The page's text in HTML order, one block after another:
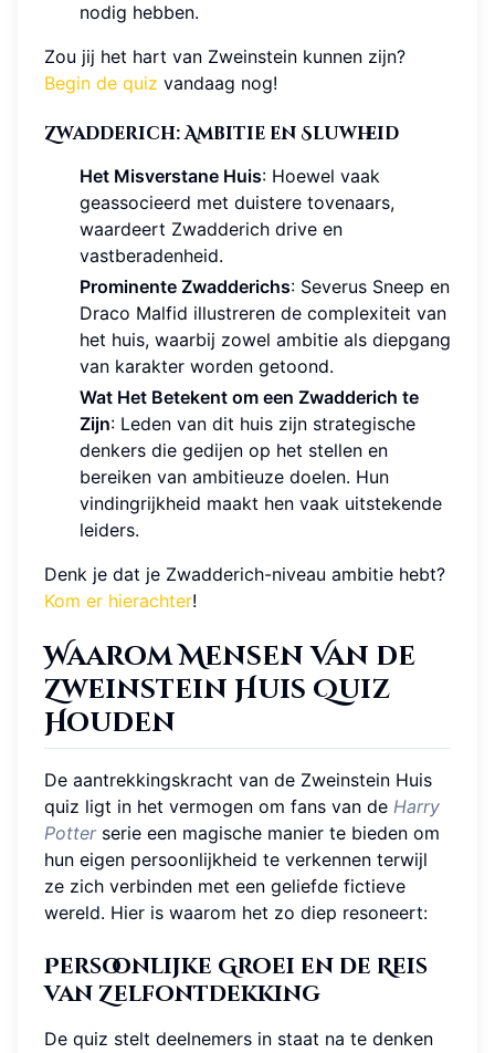
nodig hebben.
Zou jij het hart van Zweinstein kunnen zijn?
Begin de quiz vandaag nog!
Zwadderich: Ambitie en Sluwheid
Het Misverstane Huis: Hoewel vaak
geassocieerd met duistere tovenaars,
waardeert Zwadderich drive en
vastberadenheid.
Prominente Zwadderichs: Severus Sneep en
Draco Malfid illustreren de complexiteit van
het huis, waarbij zowel ambitie als diepgang
van karakter worden getoond.
Wat Het Betekent om een Zwadderich te
Zijn: Leden van dit huis zijn strategische
denkers die gedijen op het stellen en
bereiken van ambitieuze doelen. Hun
vindingrijkheid maakt hen vaak uitstekende
leiders.
Denk je dat je Zwadderich-niveau ambitie hebt?
Kom er hierachter!
Waarom Mensen Van de
Zweinstein Huis Quiz
Houden
De aantrekkingskracht van de Zweinstein Huis
quiz ligt in het vermogen om fans van de Harry
Potterserie een magische manier te bieden om
hun eigen persoonlijkheid te verkennen terwijl
ze zich verbinden met een geliefde fictieve
wereld. Hier is waarom het zo diep resoneert:
Persoonlijke Groei en de Reis
van Zelfontdekking
De quiz stelt deelnemers in staat na te denken